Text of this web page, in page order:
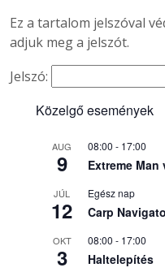
Ez a tartalom jelszóval
adjuk meg a jelszót.
Jelszó:
Közelgő események
AUG
9
08:00 - 17:00
Extreme
JÚL
12
Egész nap
Carp
OKT
3
08:00 - 17:00
Haltelepítés